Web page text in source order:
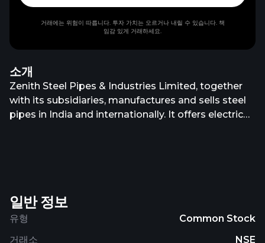
소개
Zenith Steel Pipes & Industries Limited, together
with its subsidiaries, manufactures and sells steel
pipes in India and internationally. It offers electric
construction water distribution, space frames,
fences, firefighting and chilled water systems,
일반 정보
유형
Common Stock
거래소
NSE
거래에는 위험이 따릅니다. 투자 가치는 오르거나 내릴 수 있습니다. 책
임감 있게 거래하세요.